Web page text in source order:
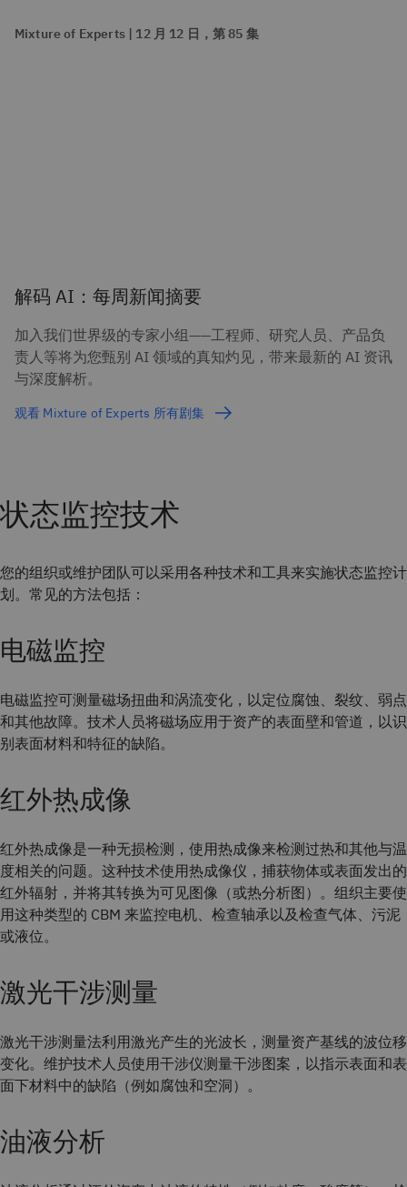
Mixture of Experts | 12 月 12 日，第 85 集
解码 AI：每周新闻摘要
加入我们世界级的专家小组——工程师、研究人员、产品负
责人等将为您甄别 AI 领域的真知灼见，带来最新的 AI 资讯
与深度解析。
观看 Mixture of Experts 所有剧集
状态监控技术
您的组织或维护团队可以采用各种技术和工具来实施状态监控计
划。常见的方法包括：
电磁监控
电磁监控可测量磁场扭曲和涡流变化，以定位腐蚀、裂纹、弱点
和其他故障。技术人员将磁场应用于资产的表面壁和管道，以识
别表面材料和特征的缺陷。
红外热成像
红外热成像是一种无损检测，使用热成像来检测过热和其他与温
度相关的问题。这种技术使用热成像仪，捕获物体或表面发出的
红外辐射，并将其转换为可见图像（或热分析图）。组织主要使
用这种类型的 CBM 来监控电机、检查轴承以及检查气体、污泥
或液位。
激光干涉测量
激光干涉测量法利用激光产生的光波长，测量资产基线的波位移
变化。维护技术人员使用干涉仪测量干涉图案，以指示表面和表
面下材料中的缺陷（例如腐蚀和空洞）。
油液分析